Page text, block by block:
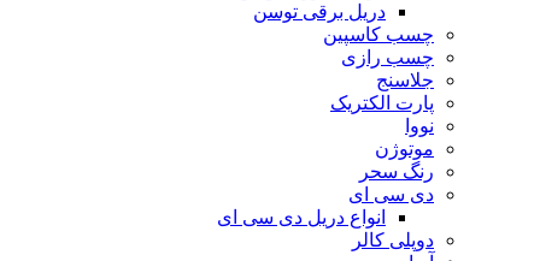
دریل برقی توسن
چسب کاسپین
چسب رازی
جلاسنج
پارت الکتریک
نووا
موتوژن
رنگ سحر
دی سی ای
انواع دریل دی سی ای
دوپلی کالر